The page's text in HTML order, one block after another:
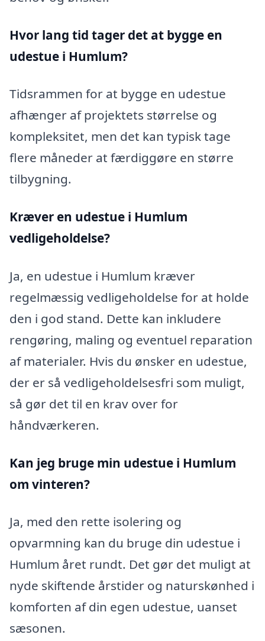
Hvor lang tid tager det at bygge en
udestue i Humlum?
Tidsrammen for at bygge en udestue
afhænger af projektets størrelse og
kompleksitet, men det kan typisk tage
flere måneder at færdiggøre en større
tilbygning.
Kræver en udestue i Humlum
vedligeholdelse?
Ja, en udestue i Humlum kræver
regelmæssig vedligeholdelse for at holde
den i god stand. Dette kan inkludere
rengøring, maling og eventuel reparation
af materialer. Hvis du ønsker en udestue,
der er så vedligeholdelsesfri som muligt,
så gør det til en krav over for
håndværkeren.
Kan jeg bruge min udestue i Humlum
om vinteren?
Ja, med den rette isolering og
opvarmning kan du bruge din udestue i
Humlum året rundt. Det gør det muligt at
nyde skiftende årstider og naturskønhed i
komforten af din egen udestue, uanset
sæsonen.